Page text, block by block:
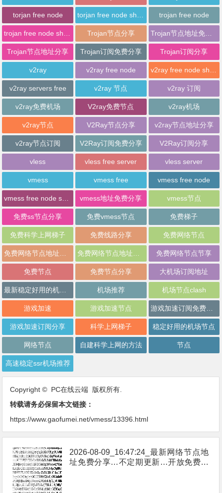
torjan free node trojan free node
Trojan节点分享 Trojan节点地址免费分享
Trojan节点地址分享 Trojan订阅免费分享 Trojan订阅分享
v2ray v2ray free node
v2ray servers free v2ray 节点 v2ray 订阅
v2ray免费机场 V2ray免费节点 v2ray机场
v2ray节点 V2Ray节点分享 v2ray节点地址分享
v2ray节点订阅 V2Ray订阅免费分享 V2Ray订阅分享
vless vless free server vless server
vmess vmess free vmess free node
vmess地址免费分享 vmess节点
免费ss节点分享 免费vmess节点 免费梯子
免费科学上网梯子 免费线路分享 免费网络节点
免费网络节点节享
免费节点 免费节点分享 大机场订阅地址
机场推荐 机场节点clash
游戏加速 游戏加速节点 游戏加速订阅免费分享
游戏加速订阅分享 科学上网梯子 稳定好用的机场节点
网络节点 自建科学上网的方法 节点
高速稳定ssr机场推荐
Copyright © PC在线云端 版权所有.
转载请务必保留本文链接：
https://www.gaofumei.net/vmess/13396.html
2026-08-09_16:47:24_最新网络节点地
址免费分享…不定期更新…开放免费分